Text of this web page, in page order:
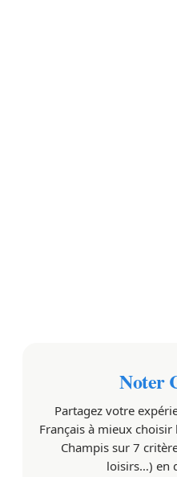
Noter
Partagez votre
Français à mieux
Champis sur 7
loisirs…) en